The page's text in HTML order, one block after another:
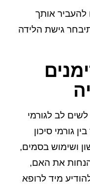
להעביר אותך
גישת הלידה
לב לגורמי
גורמי סיכון
ושימוש בסמים,
את האם,
מיד לרופא